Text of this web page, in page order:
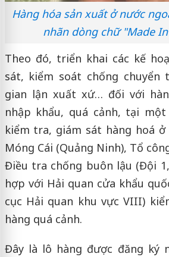
Hàng hóa sản xuất ở nước
nhãn dòng chữ "Made
Theo đó, triển khai các kế
sát, kiểm soát chống
gian lận xuất xứ… đối với
nhập khẩu, quá cảnh, tại
kiểm tra, giám sát hàng hoá ở
Móng Cái (Quảng Ninh), Tổ
Điều tra chống buôn lậu (Đội
hợp với Hải quan cửa khẩu
cục Hải quan khu vực VIII)
hàng quá cảnh.
Đây là lô hàng được đăng ký